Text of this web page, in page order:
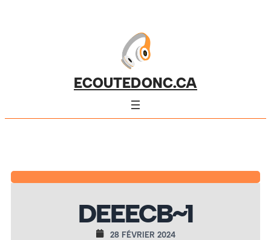
ECOUTEDONC.CA
DEEECB~1
28 FÉVRIER 2024